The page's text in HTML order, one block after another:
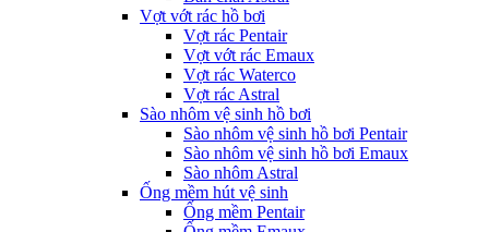
Vợt vớt rác hồ bơi
Vợt rác Pentair
Vợt vớt rác Emaux
Vợt rác Waterco
Vợt rác Astral
Sào nhôm vệ sinh hồ bơi
Sào nhôm vệ sinh hồ bơi Pentair
Sào nhôm vệ sinh hồ bơi Emaux
Sào nhôm Astral
Ống mềm hút vệ sinh
Ống mềm Pentair